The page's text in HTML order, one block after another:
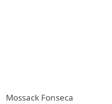
Mossack Fonseca